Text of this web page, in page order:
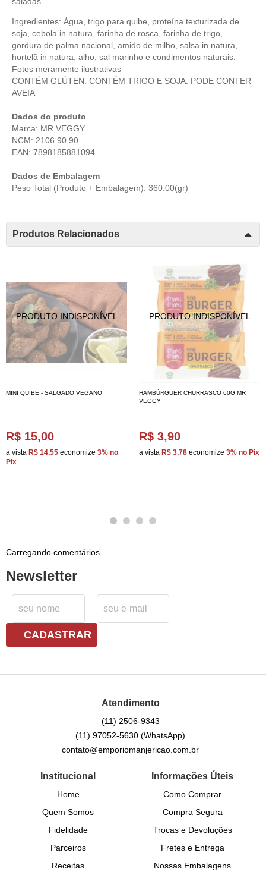
Ingredientes: Água, trigo para quibe, proteína texturizada de
soja, cebola in natura, farinha de rosca, farinha de trigo,
gordura de palma nacional, amido de milho, salsa in natura,
hortelã in natura, alho, sal marinho e condimentos naturais.
Fotos meramente ilustrativas
CONTÉM GLÚTEN. CONTÉM TRIGO E SOJA. PODE CONTER
AVEIA
Dados do produto
Marca: MR VEGGY
NCM: 2106.90.90
EAN: 7898185881094
Dados de Embalagem
Peso Total (Produto + Embalagem): 360.00(gr)
Produtos Relacionados
MINI QUIBE - SALGADO VEGANO
R$ 15,00
à vista R$ 14,55 economize 3% no
Pix
HAMBÚRGUER CHURRASCO 60G MR
VEGGY
R$ 3,90
à vista R$ 3,78 economize 3% no Pix
Carregando comentários ...
Newsletter
CADASTRAR
Atendimento
(11) 2506-9343
(11) 97052-5630(WhatsApp)
contato@emporiomanjericao.com.br
Institucional
Home
Quem Somos
Fidelidade
Parceiros
Receitas
Informações Úteis
Como Comprar
Compra Segura
Trocas e Devoluções
Fretes e Entrega
Nossas Embalagens